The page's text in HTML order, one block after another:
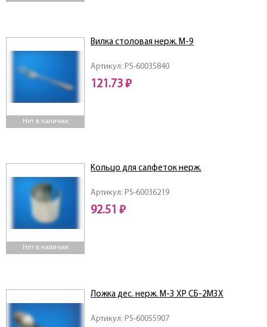
Нет в наличии
Артикул: PS-60035840
Вилка столовая нерж. М-9
121.73 ₽
Нет в наличии
Артикул: PS-60036219
Кольцо для салфеток нерж.
92.51 ₽
Артикул: PS-60055907
Ложка дес. нерж. М-3 ХР СБ-2М3Х